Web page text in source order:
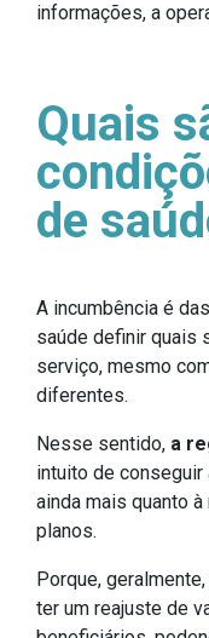
informações, a
Quais
de
A incumbência é
saúde definir quais
serviço, mesmo
diferentes.
Nesse sentido, a
intuito de
ainda mais quanto
planos.
Porque,
ter um reajuste de